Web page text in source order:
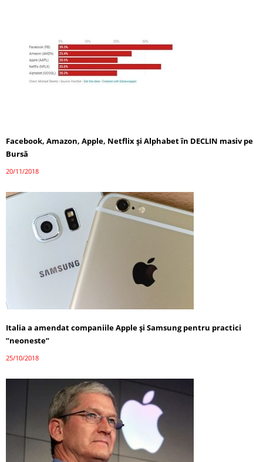
Facebook, Amazon, Apple, Netflix şi Alphabet în DECLIN masiv pe
Bursă
20/11/2018
Italia a amendat companiile Apple şi Samsung pentru practici
”neoneste”
25/10/2018